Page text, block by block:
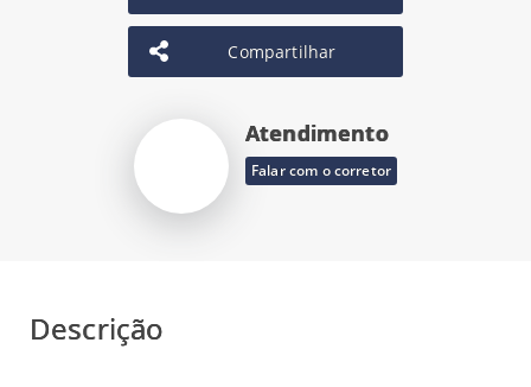
Compartilhar
Atendimento
Falar com o corretor
Descrição